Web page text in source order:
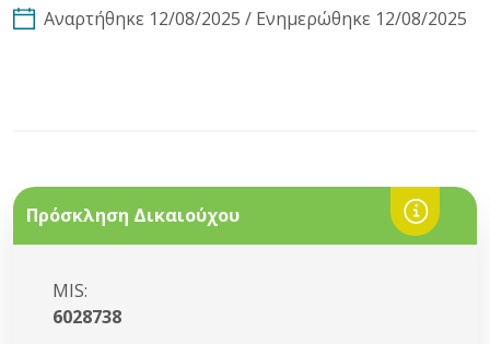
Αναρτήθηκε 12/08/2025 / Ενημερώθηκε 12/08/2025
Πρόσκληση Δικαιούχου
MIS:
6028738